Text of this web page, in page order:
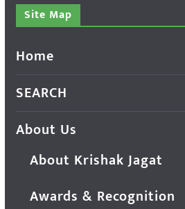
Site Map
Home
SEARCH
About Us
About Krishak Jagat
Awards & Recognition